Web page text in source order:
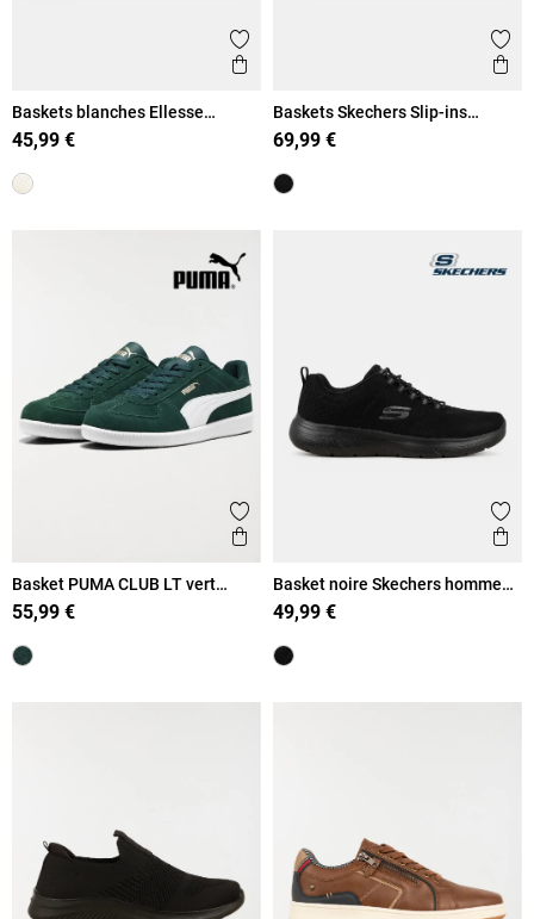
Ajouter aux favoris
Aperçu rapide
Baskets blanches Ellesse
homme (40-46)
45,99 €
Baskets Skechers Slip-ins
homme (41-46)
69,99 €
Ajouter aux favoris
Aperçu rapide
Basket PUMA CLUB LT vert
homme (41-46)
55,99 €
Basket noire Skechers homme
(41-46)
49,99 €